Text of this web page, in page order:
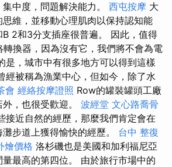
中度，問題解決能力。 西屯按摩 大
維，並移動心理肌肉以保持認知能
2和3分支插座很普遍。 因此，值得
換器，因為沒有它，我們將不會為電
是，城市中有很多地方可以得到這樣
經被稱為漁業中心，但如今，除了水
會 經絡按摩證照 Row的罐裝罐頭工廠
，也很受歡迎。 波經堂 文心路喬骨
接近自然的經歷，那麼我們肯定會在
步道上獲得愉快的經歷。 台中 整復
燴價格 洛杉磯也是美國和加利福尼亞
最高的第四位。 由於旅行市場中的